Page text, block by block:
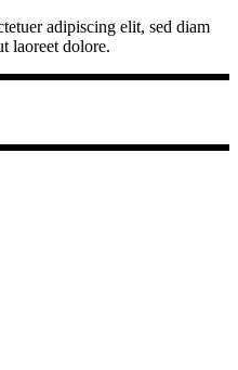
adipiscing elit, sed diam
laoreet dolore.